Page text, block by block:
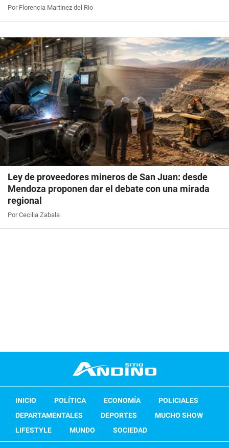
Por Florencia Martinez del Rio
Ley de proveedores mineros de San Juan: desde
Mendoza proponen dar el debate con una mirada
regional
Por Cecilia Zabala
INICIO POLÍTICA ECONOMÍA
POLICIALES
DEPARTAMENTALES
DEPORTES
MUCHO SHOW
LIFESTYLE
MUNDO SOCIEDAD